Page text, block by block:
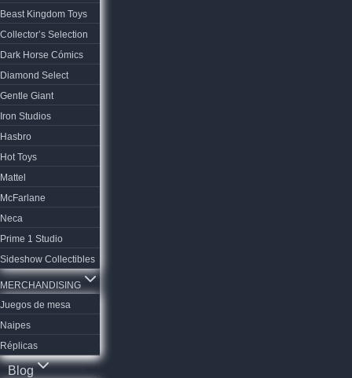
Beast Kingdom Toys
Collector’s Selection
Dark Horse Cómics
Diamond Select
Gentle Giant
Iron Studios
Hasbro
Hot Toys
Mattel
McFarlane
Neca
Prime 1 Studio
Sideshow Collectibles
MERCHANDISING
Juegos de mesa
Naipes
Réplicas
Blog